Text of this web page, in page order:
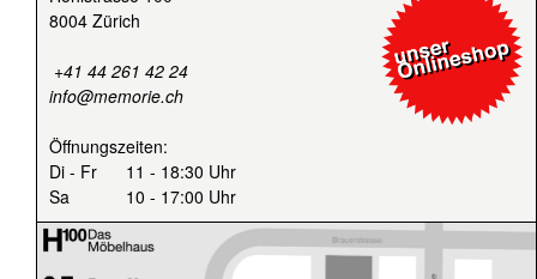
8004 Zürich
+41 44 261 42 24
info@memorie.ch
Öffnungszeiten:
Di - Fr
11 - 18:30 Uhr
Sa
10 - 17:00 Uhr